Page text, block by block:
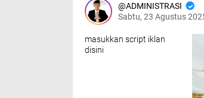
ADMINISTRASI
Sabtu, 23 Agustus
masukkan script iklan
disini